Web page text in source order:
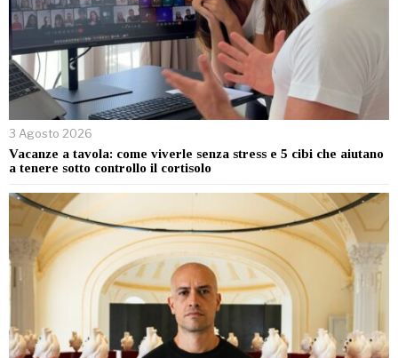
3 Agosto 2026
Vacanze a tavola: come viverle senza stress e 5 cibi che aiutano
a tenere sotto controllo il cortisolo